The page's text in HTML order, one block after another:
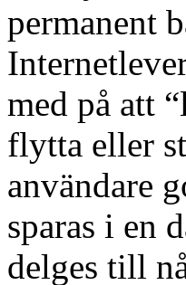
permanent
med på att
flytta eller
användare
sparas i en
delges till